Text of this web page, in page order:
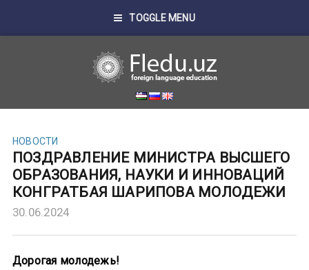
TOGGLE MENU
НОВОСТИ
ПОЗДРАВЛЕНИЕ МИНИСТРА ВЫСШЕГО
ОБРАЗОВАНИЯ, НАУКИ И ИННОВАЦИЙ
КОНГРАТБАЯ ШАРИПОВА МОЛОДЕЖИ
30.06.2024
Дорогая молодежь!